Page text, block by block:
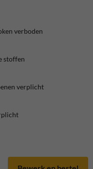
verboden
stoffen
verplicht